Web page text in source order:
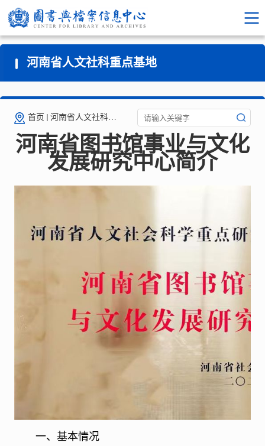
河南省人文社科重点基地
首页 河南省人文社科重点基地
河南省图书馆事业与文化
发展研究中心简介
一、基本情况